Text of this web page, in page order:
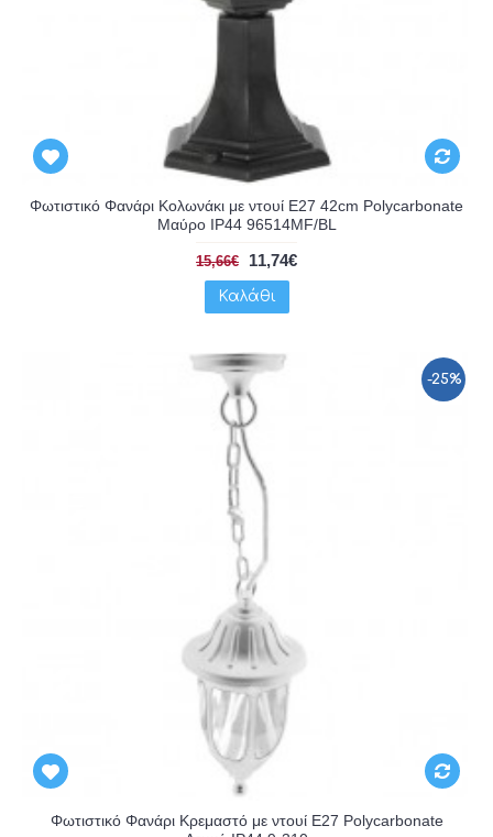
Φωτιστικό Φανάρι Κολωνάκι με ντουί E27 42cm Polycarbonate
Μαύρο IP44 96514MF/BL
15,66€ 11,74€
Καλάθι
-25%
Φωτιστικό Φανάρι Κρεμαστό με ντουί E27 Polycarbonate